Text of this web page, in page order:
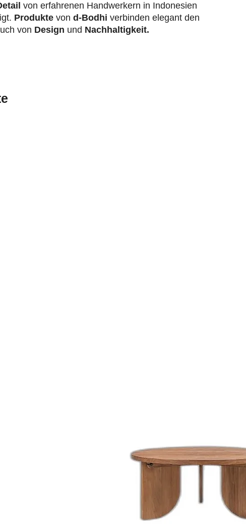
von erfahrenen Handwerkern in Indonesien
Produkte von d-Bodhi verbinden elegant den
von Design und Nachhaltigkeit.